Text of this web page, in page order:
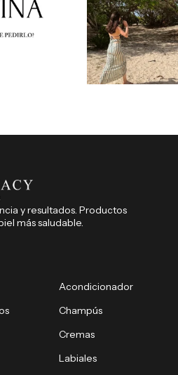
y resultados. Productos
más saludable.
Acondicionador
Champús
Cremas
Labiales